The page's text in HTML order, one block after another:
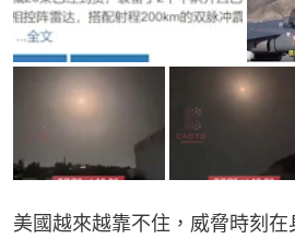
美國越來越靠不住，威脅時刻